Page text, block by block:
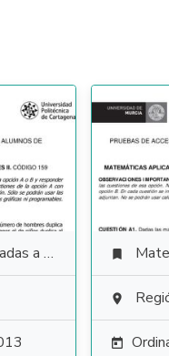
Sociales 

